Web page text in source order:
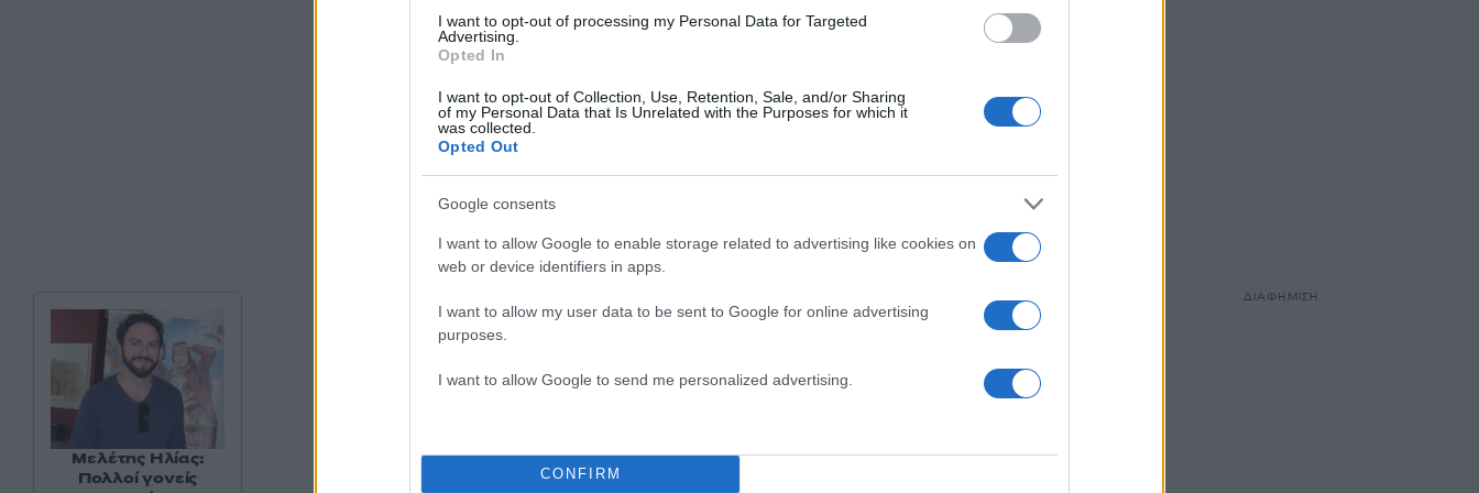
I want to opt-out of processing my Personal Data for Targeted
Advertising.
Opted In
I want to opt-out of Collection, Use, Retention, Sale, and/or Sharing
of my Personal Data that Is Unrelated with the Purposes for which it
was collected.
Opted Out
Google consents
I want to allow Google to enable storage related to advertising like cookies on
web or device identifiers in apps.
I want to allow my user data to be sent to Google for online advertising
purposes.
I want to allow Google to send me personalized advertising.
CONFIRM
Μελέτης Ηλίας:
Πολλοί γονείς
ΔΙΑΦΗΜΙΣΗ